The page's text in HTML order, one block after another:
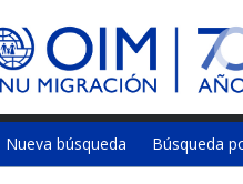
Nueva búsqueda Búsqueda